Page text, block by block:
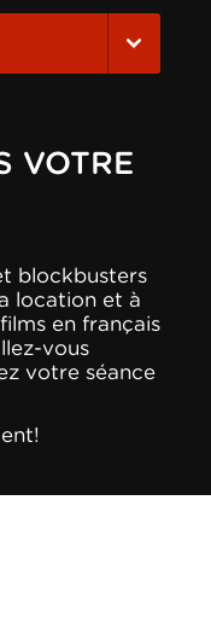
VOTRE
blockbusters
location et à
en français
vous
votre séance